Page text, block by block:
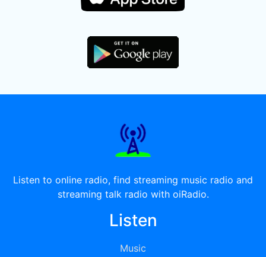
Listen to online radio, find streaming music radio and
streaming talk radio with oiRadio.
Listen
Music